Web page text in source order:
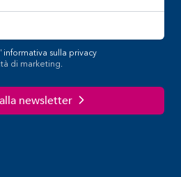
informativa sulla privacy
di marketing.
newsletter